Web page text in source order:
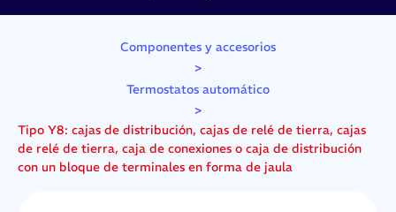
Componentes y accesorios
>
Termostatos automático
>
Tipo Y8: cajas de distribución, cajas de relé de tierra, cajas
de relé de tierra, caja de conexiones o caja de distribución
con un bloque de terminales en forma de jaula